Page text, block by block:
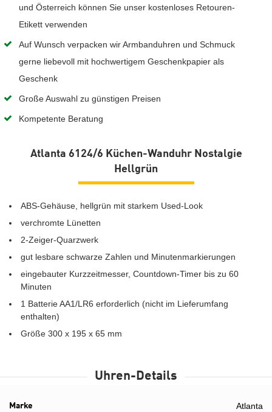
und Österreich können Sie unser kostenloses Retouren-
Etikett verwenden
Auf Wunsch verpacken wir Armbanduhren und Schmuck
gerne liebevoll mit hochwertigem Geschenkpapier als
Geschenk
Große Auswahl zu günstigen Preisen
Kompetente Beratung
Atlanta 6124/6 Küchen-Wanduhr Nostalgie
Hellgrün
ABS-Gehäuse, hellgrün mit starkem Used-Look
verchromte Lünetten
2-Zeiger-Quarzwerk
gut lesbare schwarze Zahlen und Minutenmarkierungen
eingebauter Kurzzeitmesser, Countdown-Timer bis zu 60
Minuten
1 Batterie AA1/LR6 erforderlich (nicht im Lieferumfang
enthalten)
Größe 300 x 195 x 65 mm
Uhren-Details
Details
Marke Atlanta